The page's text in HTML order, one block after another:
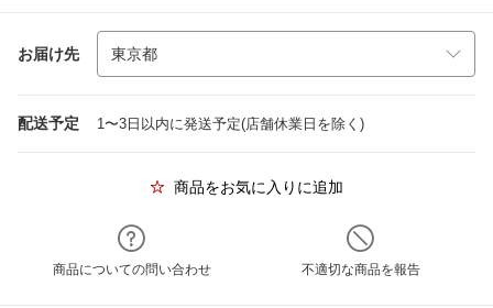
お届け先
配送予定 1〜3日以内に発送予定(店舗休業日を除く)
商品をお気に入りに追加
商品についての問い合わせ 不適切な商品を報告